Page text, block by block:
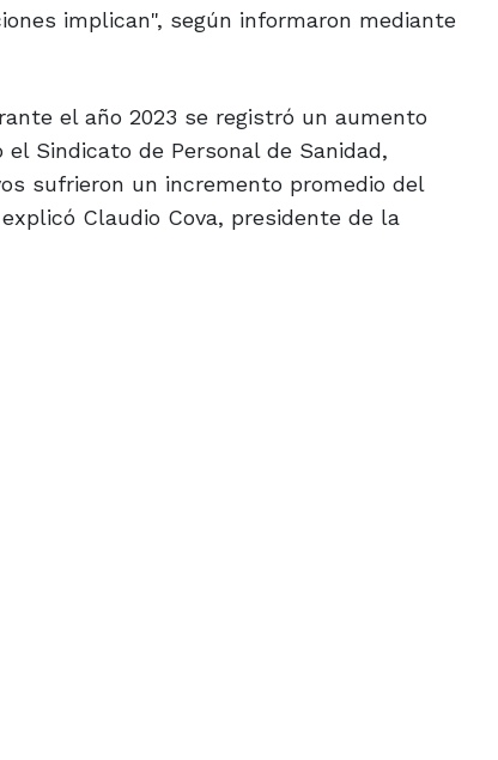
implican", según informaron mediante
el año 2023 se registró un aumento
Sindicato de Personal de Sanidad,
sufrieron un incremento promedio del
Claudio Cova, presidente de la